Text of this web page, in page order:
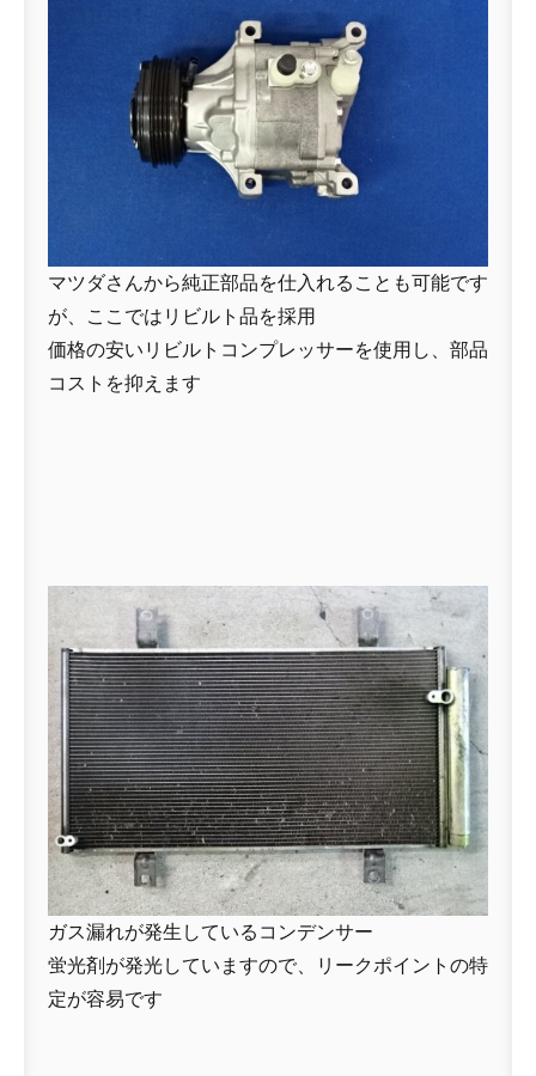
マツダさんから純正部品を仕入れることも可能です
が、ここではリビルト品を採用
価格の安いリビルトコンプレッサーを使用し、部品
コストを抑えます
ガス漏れが発生しているコンデンサー
蛍光剤が発光していますので、リークポイントの特
定が容易です